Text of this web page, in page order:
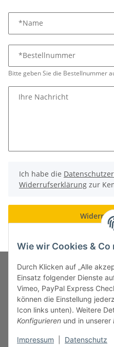
*Name
Bitte geben Sie die Bestellnummer
*Bestellnummer
Ihre Nachricht
Ich habe die
Widerrufserklärung zur
Widerruf
MARKENWELT
SERVICE
Wie wir Cookies & Co
Durch Klicken auf „Alle
Einsatz folgender Dienste
Vimeo, PayPal Express
können die Einstellung
Icon links unten). Weitere
Konfigurieren und in unserer
Impressum Datenschutz